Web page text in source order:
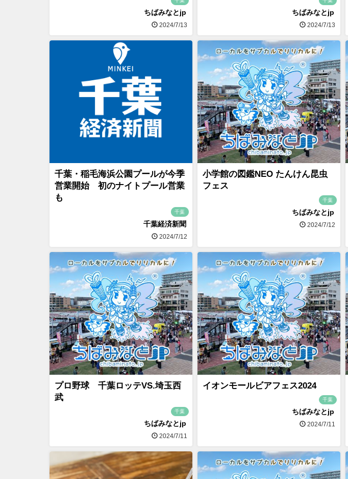
ちばみなとjp
2024/7/13
ちばみなとjp
2024/7/13
千葉・稲毛海浜公園プールが今季
営業開始 初のナイトプール営業
も
千葉
千葉経済新聞
2024/7/12
小学館の図鑑NEO たんけん昆虫
フェス
千葉
ちばみなとjp
2024/7/12
プロ野球 千葉ロッテVS.埼玉西
武
千葉
ちばみなとjp
2024/7/11
イオンモールビアフェス2024
千葉
ちばみなとjp
2024/7/11